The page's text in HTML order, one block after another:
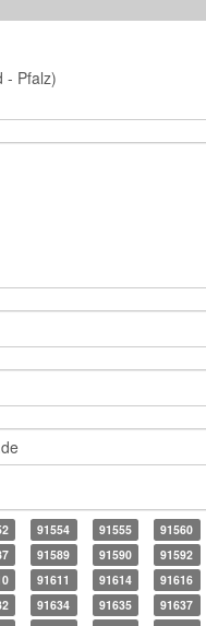
91554 91555 91560
91589 91590 91592
91611 91614 91616
91634 91635 91637